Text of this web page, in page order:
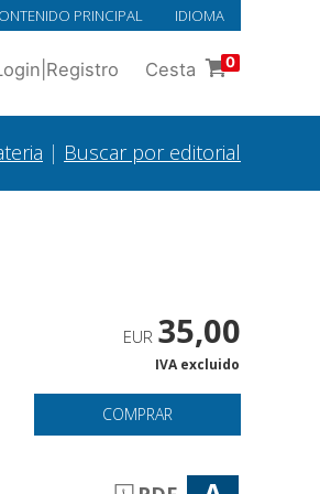
PRINCIPAL IDIOMA
Registro Cesta 0
| Buscar por editorial
EUR 35,00
IVA excluido
COMPRAR